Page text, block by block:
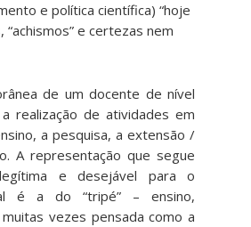
e política científica) “hoje
“achismos” e certezas nem
de um docente de nível
realização de atividades em
a pesquisa, a extensão /
A representação que segue
e desejável para o
é a do “tripé” – ensino,
vezes pensada como a